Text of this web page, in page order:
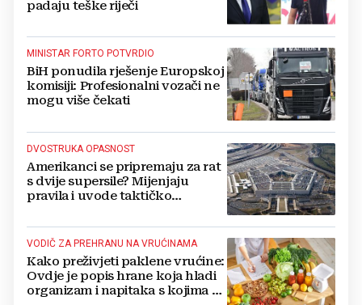
padaju teške riječi
MINISTAR FORTO POTVRDIO
BiH ponudila rješenje Europskoj
komisiji: Profesionalni vozači ne
mogu više čekati
DVOSTRUKA OPASNOST
Amerikanci se pripremaju za rat
s dvije supersile? Mijenjaju
pravila i uvode taktičko
VODIČ ZA PREHRANU NA VRUĆINAMA
Kako preživjeti paklene vrućine:
Ovdje je popis hrane koja hladi
organizam i napitaka s kojima si